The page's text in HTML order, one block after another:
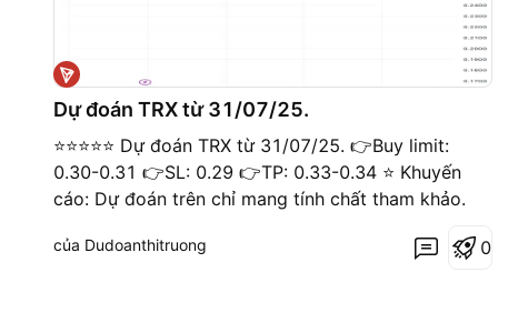
Dự đoán TRX từ 31/07/25.
⭐️⭐️⭐️⭐️⭐️ Dự đoán TRX từ 31/07/25. 👉Buy limit:
0.30-0.31 👉SL: 0.29 👉TP: 0.33-0.34 ⭐️ Khuyến
cáo: Dự đoán trên chỉ mang tính chất tham khảo.
của Dudoanthitruong 0